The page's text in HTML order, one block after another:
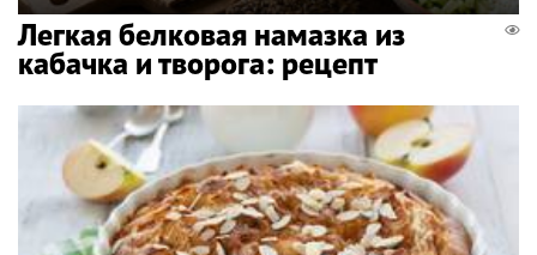
Легкая белковая намазка из
кабачка и творога: рецепт